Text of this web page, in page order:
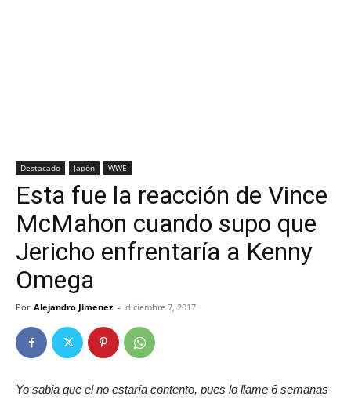
Destacado Japón WWE
Esta fue la reacción de Vince
McMahon cuando supo que
Jericho enfrentaría a Kenny
Omega
Por Alejandro Jimenez - diciembre 7, 2017
Yo sabia que el no estaría contento, pues lo llame 6 semanas